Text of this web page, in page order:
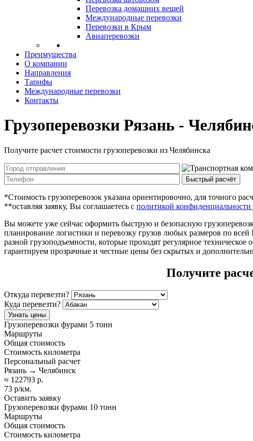
Перевозка домашних вещей
Международные перевозки
Перевозки в Крым
Авиаперевозки
Преимущества
О компании
Направления
Тарифы
Международные перевозки
Контакты
Грузоперевозки Рязань -
Получите расчет стоимости грузоперевозки из Челябинска
Быстрый расчёт
*Стоимость грузоперевозок указана ориентировочно, для точного
**оставляя заявку, Вы соглашаетесь с политикой конфиденциальности
Вы можете уже сейчас оформить быструю и безопасную
планирование логистики и перевозку грузов любых размеров по
разной грузоподъемности, которые проходят регулярное
гарантируем прозрачные и честные цены без скрытых и
Получите
Откуда перевезти?
Куда перевезти?
Узнать цены
Грузоперевозки фурами 5 тонн
Маршруты
Общая стоимость
Стоимость километра
Персональный расчет
Рязань → Челябинск
≈ 122793 р.
73 р/км.
Оставить заявку
Грузоперевозки фурами 10 тонн
Маршруты
Общая стоимость
Стоимость километра